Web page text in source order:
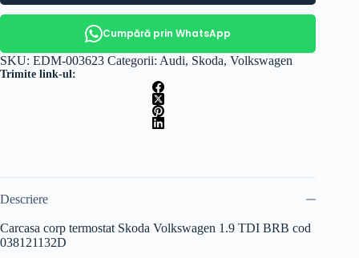
Cumpără prin WhatsApp
SKU: EDM-003623 Categorii: Audi, Skoda, Volkswagen
Trimite link-ul:
Descriere
Carcasa corp termostat Skoda Volkswagen 1.9 TDI BRB cod
038121132D